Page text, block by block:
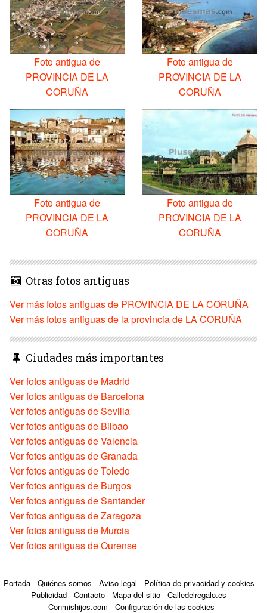
Foto antigua de
PROVINCIA DE LA
CORUÑA
Foto antigua de
PROVINCIA DE LA
CORUÑA
Foto antigua de
PROVINCIA DE LA
CORUÑA
Foto antigua de
PROVINCIA DE LA
CORUÑA
Otras fotos antiguas
Ver más fotos antiguas de PROVINCIA DE LA CORUÑA
Ver más fotos antiguas de la provincia de LA CORUÑA
Ciudades más importantes
Ver fotos antiguas de Madrid
Ver fotos antiguas de Barcelona
Ver fotos antiguas de Sevilla
Ver fotos antiguas de Bilbao
Ver fotos antiguas de Valencia
Ver fotos antiguas de Granada
Ver fotos antiguas de Toledo
Ver fotos antiguas de Burgos
Ver fotos antiguas de Santander
Ver fotos antiguas de Zaragoza
Ver fotos antiguas de Murcia
Ver fotos antiguas de Ourense
Portada Quiénes somos Aviso legal
Política de privacidad y cookies
Publicidad
Contacto Mapa del sitio
Calledelregalo.es
Conmishijos.com
Configuración de las cookies